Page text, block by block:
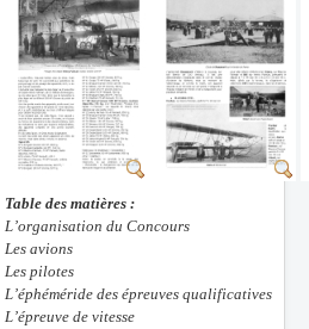
Table des matières :
L’organisation du Concours
Les avions
Les pilotes
L’éphéméride des épreuves qualificatives
L’épreuve de vitesse